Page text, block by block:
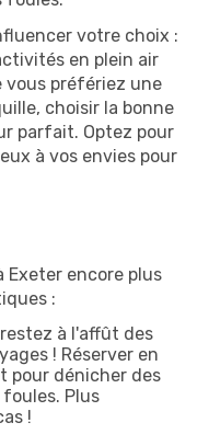
votre choix :
en plein air
vous préfériez une
choisir la bonne
parfait. Optez pour
à vos envies pour
Exeter encore plus
:
restez à l'affût des
! Réserver en
pour dénicher des
Plus
!